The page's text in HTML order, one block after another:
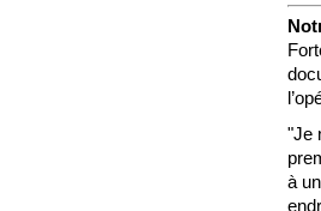
"Je
à